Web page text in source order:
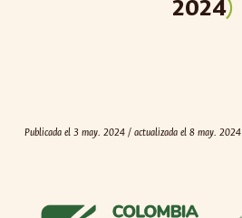
2024)
Publicada el 3 may. 2024 / actualizada el 8 may. 2024